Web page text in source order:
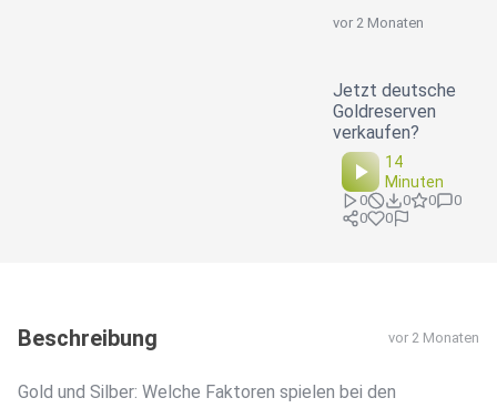
vor 2 Monaten
Jetzt deutsche
Goldreserven
verkaufen?
14
Minuten
0 0 0
0
0
0
Beschreibung vor 2 Monaten
Gold und Silber: Welche Faktoren spielen bei den